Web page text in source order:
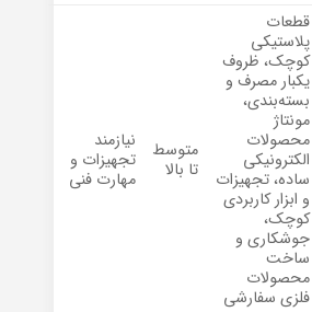
قطعات
پلاستیکی
کوچک، ظروف
یکبار مصرف و
بسته‌بندی،
مونتاژ
محصولات
الکترونیکی
ساده، تجهیزات
و ابزار کاربردی
کوچک،
جوشکاری و
ساخت
محصولات
فلزی سفارشی
متوسط
تا بالا
نیازمند
تجهیزات و
مهارت فنی